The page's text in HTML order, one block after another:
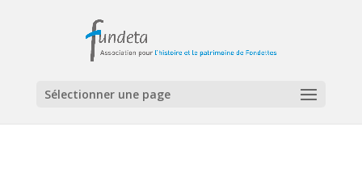
Sélectionner une page